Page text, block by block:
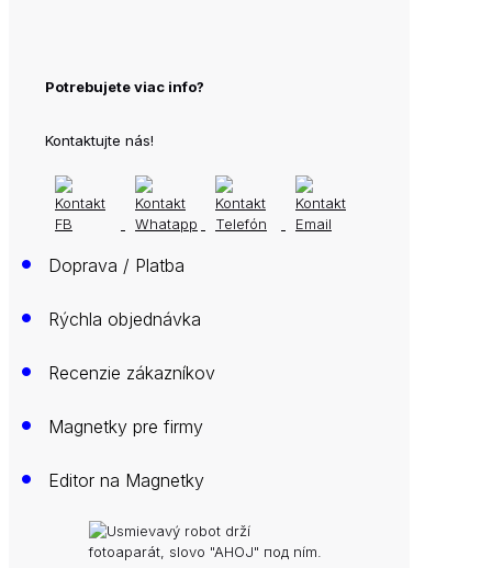
Potrebujete viac info?
Kontaktujte nás!
• Doprava / Platba
• Rýchla objednávka
• Recenzie zákazníkov
• Magnetky pre firmy
• Editor na Magnetky